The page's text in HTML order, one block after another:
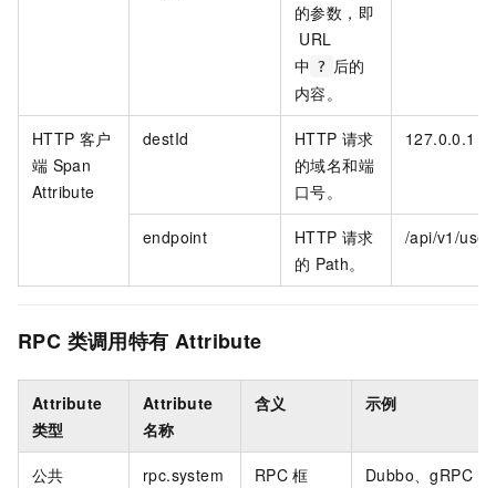
的参数，即
URL
中 ? 后的
内容。
HTTP 客户
端 Span
Attribute
destId HTTP 请求
的域名和端
口号。
127.0.0.1
endpoint HTTP 请求
的 Path。
/api/v1/user
RPC 类调用特有 Attribute
Attribute
类型
Attribute
名称
含义 示例
公共
rpc.system RPC 框
Dubbo、gRPC